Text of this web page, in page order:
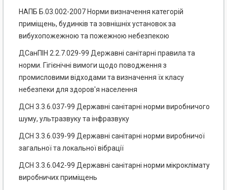
НАПБ Б.03.002-2007 Норми визначення категорій
приміщень, будинків та зовнішніх установок за
вибухопожежною та пожежною небезпекою
ДСанПІН 2.2.7.029-99 Державні санітарні правила та
норми. Гігієнічні вимоги щодо поводження з
промисловими відходами та визначення їх класу
небезпеки для здоров'я населення
ДСН 3.3.6.037-99 Державні санітарні норми виробничого
шуму, ультразвуку та інфразвуку
ДСН 3.3.6.039-99 Державні санітарні норми виробничої
загальної та локальної вібрації
ДСН 3.3.6.042-99 Державні санітарні норми мікроклімату
виробничих приміщень